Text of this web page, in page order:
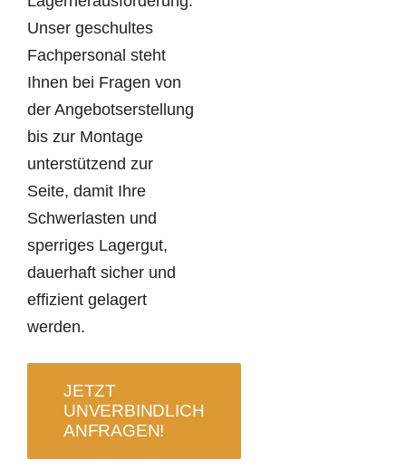
Unser geschultes
Fachpersonal steht
Ihnen bei Fragen von
der Angebotserstellung
bis zur Montage
unterstützend zur
Seite, damit Ihre
Schwerlasten und
sperriges Lagergut,
dauerhaft sicher und
effizient gelagert
werden.
JETZT
UNVERBINDLICH
ANFRAGEN!